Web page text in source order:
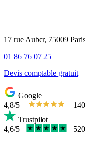
17 rue Auber, 75009 Paris
01 86 76 07 25
Devis comptable gratuit
Google
4,8/5
Trustpilot
4,6/5